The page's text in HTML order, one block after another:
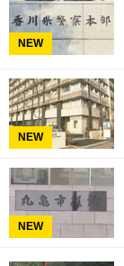
NEW
NEW
NEW